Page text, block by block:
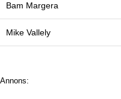
Bam Margera
Mike Vallely
Annons: